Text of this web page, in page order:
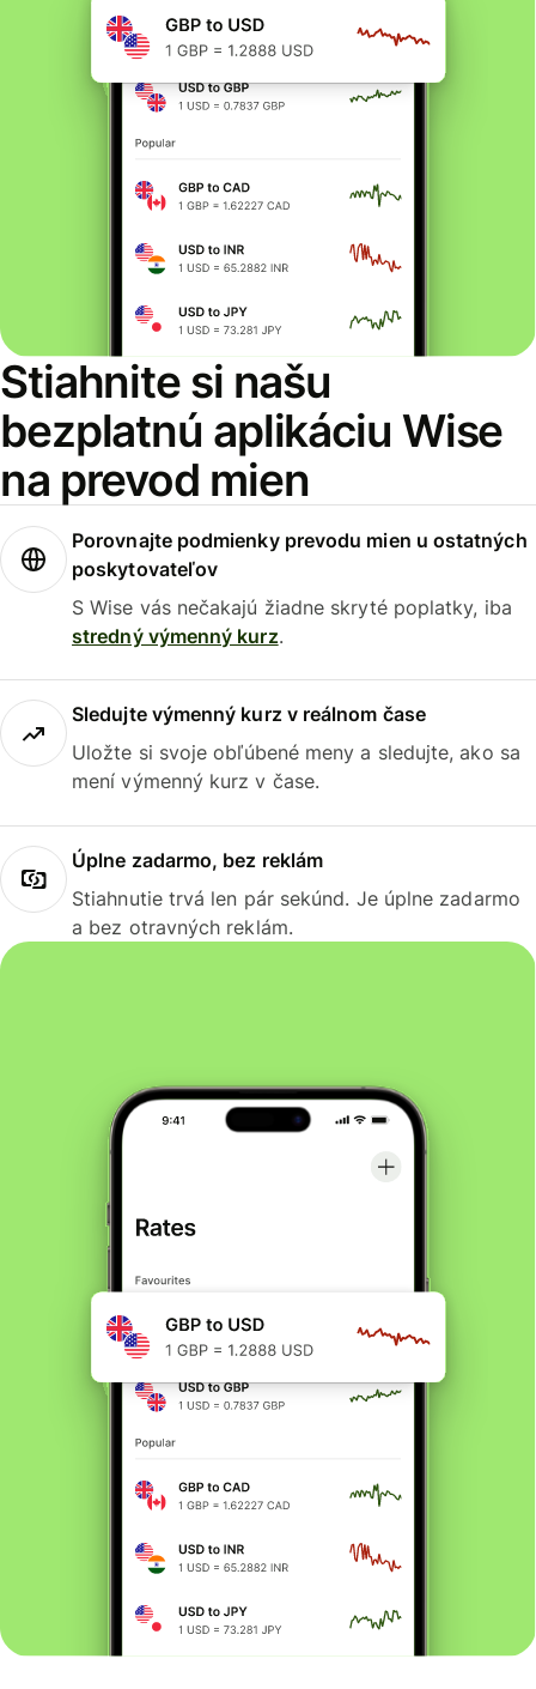
Stiahnite si našu
bezplatnú aplikáciu Wise
na prevod mien
Porovnajte podmienky prevodu mien u ostatných
poskytovateľov
S Wise vás nečakajú žiadne skryté poplatky, iba
stredný výmenný kurz.
Sledujte výmenný kurz v reálnom čase
Uložte si svoje obľúbené meny a sledujte, ako sa
mení výmenný kurz v čase.
Úplne zadarmo, bez reklám
Stiahnutie trvá len pár sekúnd. Je úplne zadarmo
a bez otravných reklám.